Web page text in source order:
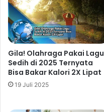
Gila! Olahraga Pakai Lagu
Sedih di 2025 Ternyata
Bisa Bakar Kalori 2X Lipat
19 Juli 2025